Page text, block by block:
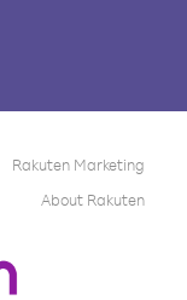
Rakuten Marketing
About Rakuten